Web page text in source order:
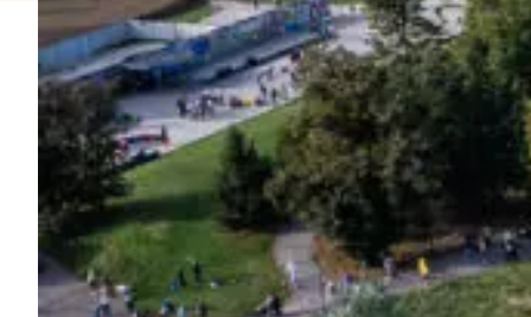
Bliżej terminu biegu – na przełomie
sierpnia i września 2026 udostępnimy
grafikę, którą co roku przygotowujemy
dla mieszkańców Warszawy i uczestników
biegu.